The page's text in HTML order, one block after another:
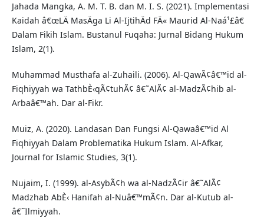
Jahada Mangka, A. M. T. B. dan M. I. S. (2021). Implementasi
Kaidah â€œLÄ MasÄga Li Al-IjtihÄd FÄ« Maurid Al-Naá¹£â€
Dalam Fikih Islam. Bustanul Fuqaha: Jurnal Bidang Hukum
Islam, 2(1).
Muhammad Musthafa al-Zuhaili. (2006). Al-QawÃ¢â€™id al-
Fiqhiyyah wa TathbÈ‹qÃ¢tuhÃ¢ â€˜AlÃ¢ al-MadzÃ¢hib al-
Arbaâ€™ah. Dar al-Fikr.
Muiz, A. (2020). Landasan Dan Fungsi Al-Qawaâ€™id Al
Fiqhiyyah Dalam Problematika Hukum Islam. Al-Afkar,
Journal for Islamic Studies, 3(1).
Nujaim, I. (1999). al-AsybÃ¢h wa al-NadzÃ¢ir â€˜AlÃ¢
Madzhab AbÈ‹ Hanifah al-Nuâ€™mÃ¢n. Dar al-Kutub al-
â€˜Ilmiyyah.